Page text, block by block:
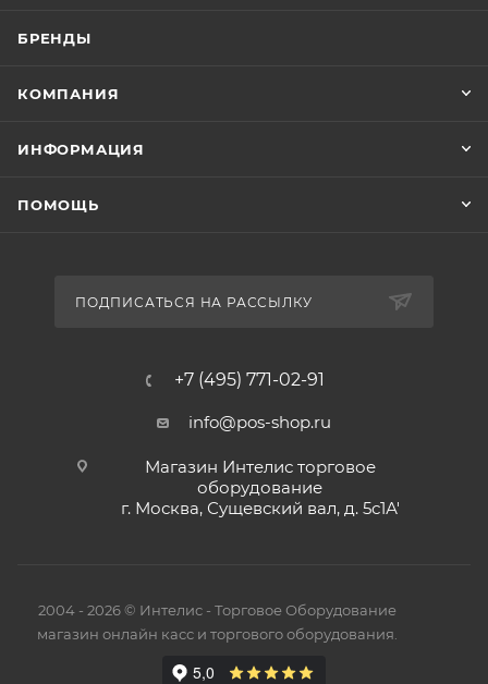
БРЕНДЫ
КОМПАНИЯ
ИНФОРМАЦИЯ
ПОМОЩЬ
ПОДПИСАТЬСЯ НА РАССЫЛКУ
+7 (495) 771-02-91
info@pos-shop.ru
Магазин Интелис торговое
оборудование
г. Москва, Сущевский вал, д. 5с1А'
2004 - 2026 © Интелис - Торговое Оборудование
магазин онлайн касс и торгового оборудования.